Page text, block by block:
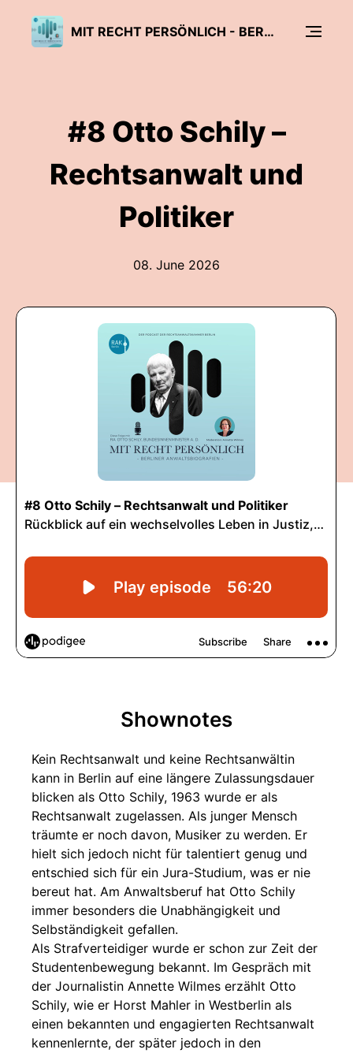
MIT RECHT PERSÖNLICH - BERLINER ANWALTSBIOGRAFIEN
#8 Otto Schily –
Rechtsanwalt und
Politiker
08. June 2026
Shownotes
Kein Rechtsanwalt und keine Rechtsanwältin
kann in Berlin auf eine längere Zulassungsdauer
blicken als Otto Schily, 1963 wurde er als
Rechtsanwalt zugelassen. Als junger Mensch
träumte er noch davon, Musiker zu werden. Er
hielt sich jedoch nicht für talentiert genug und
entschied sich für ein Jura-Studium, was er nie
bereut hat. Am Anwaltsberuf hat Otto Schily
immer besonders die Unabhängigkeit und
Selbständigkeit gefallen.
Als Strafverteidiger wurde er schon zur Zeit der
Studentenbewegung bekannt. Im Gespräch mit
der Journalistin Annette Wilmes erzählt Otto
Schily, wie er Horst Mahler in Westberlin als
einen bekannten und engagierten Rechtsanwalt
kennenlernte, der später jedoch in den